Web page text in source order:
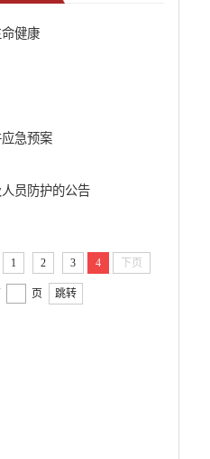
开
开
健康
急预案
员防护的公告
1 2 3 4 下页
页 跳转